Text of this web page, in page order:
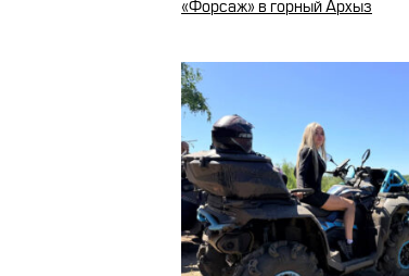
«Форсаж» в горный Архыз